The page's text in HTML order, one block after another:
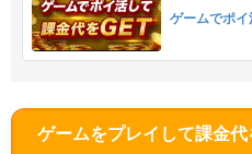
ゲームでポイ
ゲームをプレイして課金代